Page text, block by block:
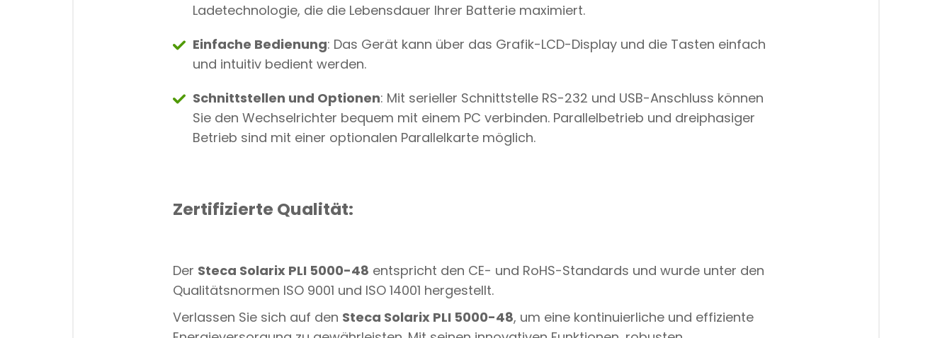
Ladetechnologie, die die Lebensdauer Ihrer Batterie maximiert.
Einfache Bedienung: Das Gerät kann über das Grafik-LCD-Display und die Tasten einfach
und intuitiv bedient werden.
Schnittstellen und Optionen: Mit serieller Schnittstelle RS-232 und USB-Anschluss können
Sie den Wechselrichter bequem mit einem PC verbinden. Parallelbetrieb und dreiphasiger
Betrieb sind mit einer optionalen Parallelkarte möglich.
Zertifizierte Qualität:
Der Steca Solarix PLI 5000-48 entspricht den CE- und RoHS-Standards und wurde unter den
Qualitätsnormen ISO 9001 und ISO 14001 hergestellt.
Verlassen Sie sich auf den Steca Solarix PLI 5000-48, um eine kontinuierliche und effiziente